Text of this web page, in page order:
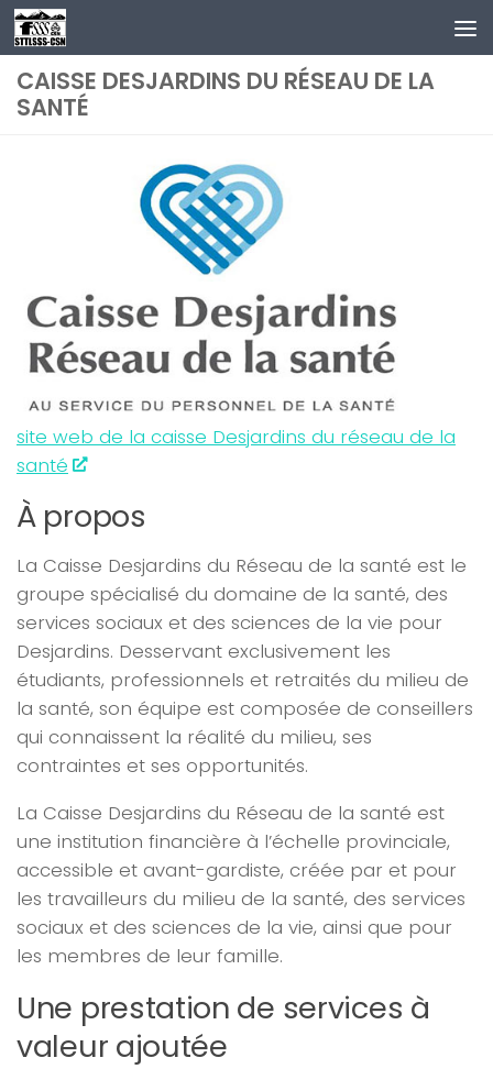
Au dessous du contenu
CAISSE DESJARDINS DU RÉSEAU DE LA
SANTÉ
site web de la caisse Desjardins du réseau de la
santé
À propos
La Caisse Desjardins du Réseau de la santé est le
groupe spécialisé du domaine de la santé, des
services sociaux et des sciences de la vie pour
Desjardins. Desservant exclusivement les
étudiants, professionnels et retraités du milieu de
la santé, son équipe est composée de conseillers
qui connaissent la réalité du milieu, ses
contraintes et ses opportunités.
La Caisse Desjardins du Réseau de la santé est
une institution financière à l’échelle provinciale,
accessible et avant-gardiste, créée par et pour
les travailleurs du milieu de la santé, des services
sociaux et des sciences de la vie, ainsi que pour
les membres de leur famille.
Une prestation de services à
valeur ajoutée